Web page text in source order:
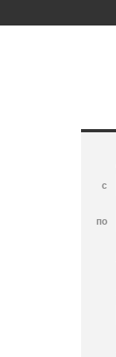
с
по